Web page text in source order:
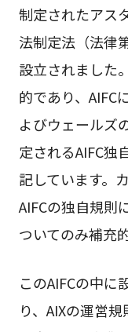
制定されたアス
法制定法（法律
設立されました
的であり、AIFC
よびウェールズ
定されるAIFC独
記しています。
AIFCの独自規則
ついてのみ補充
このAIFCの中に
り、AIXの運営